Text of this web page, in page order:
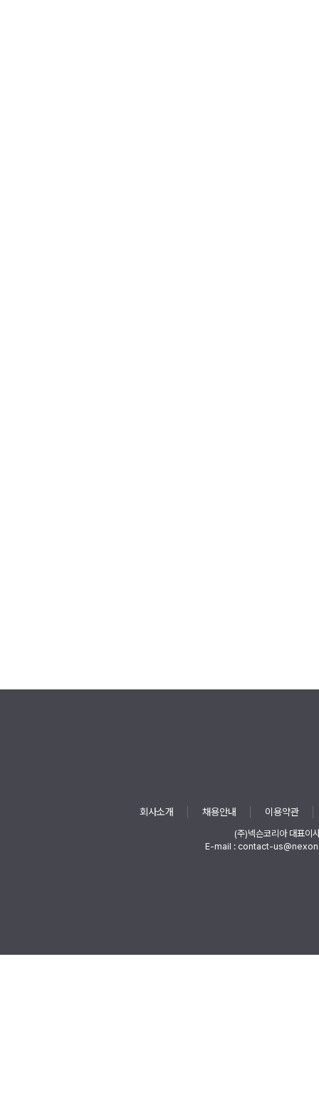
회사소개 채용안내 이용약관
(주)넥슨코리아 대표이
E-mail : contact-